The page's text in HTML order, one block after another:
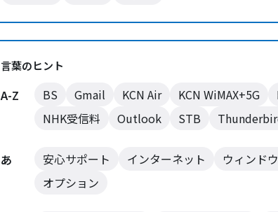
言葉のヒント
A-Z BS Gmail KCN Air KCN WiMAX+5G
NHK受信料
Outlook STB
あ 安心サポート インターネット ウィンド
オプション